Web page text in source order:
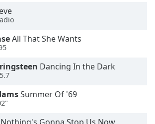
All That She Wants
Dancing In the Dark
Summer Of '69